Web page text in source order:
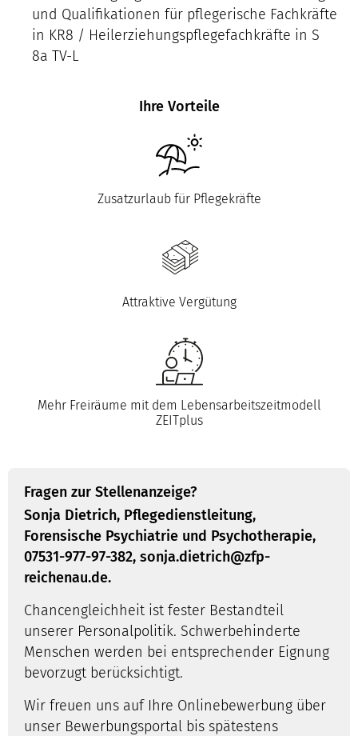
und Qualifikationen für pflegerische Fachkräfte
in KR8 / Heilerziehungspflegefachkräfte in S
8a TV-L
Ihre Vorteile
Zusatzurlaub für Pflegekräfte
Attraktive Vergütung
Mehr Freiräume mit dem Lebensarbeitszeitmodell
ZEITplus
Fragen zur Stellenanzeige?
Sonja Dietrich, Pflegedienstleitung,
Forensische Psychiatrie und Psychotherapie,
07531-977-97-382, sonja.dietrich@zfp-
reichenau.de.
Chancengleichheit ist fester Bestandteil
unserer Personalpolitik. Schwerbehinderte
Menschen werden bei entsprechender Eignung
bevorzugt berücksichtigt.
Wir freuen uns auf Ihre Onlinebewerbung über
unser Bewerbungsportal bis spätestens